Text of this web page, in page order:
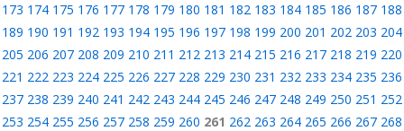
173 174 175 176 177 178 179 180 181 182 183 184 185 186 187 188
189 190 191 192 193 194 195 196 197 198 199 200 201 202 203 204
205 206 207 208 209 210 211 212 213 214 215 216 217 218 219 220
221 222 223 224 225 226 227 228 229 230 231 232 233 234 235 236
237 238 239 240 241 242 243 244 245 246 247 248 249 250 251 252
253 254 255 256 257 258 259 260 261 262 263 264 265 266 267 268